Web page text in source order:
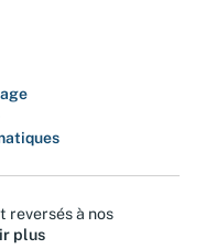
reversés à nos
plus